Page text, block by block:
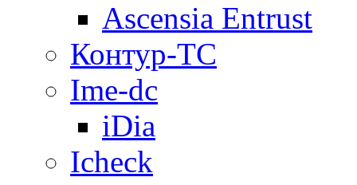
Ascensia Entrust
Контур-ТС
Ime-dc
iDia
Icheck